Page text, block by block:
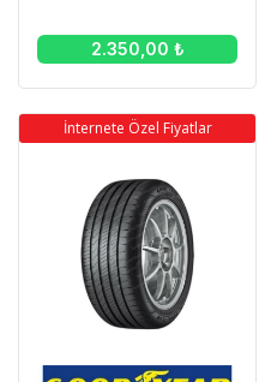
2.350,00 ₺
İnternete Özel Fiyatlar